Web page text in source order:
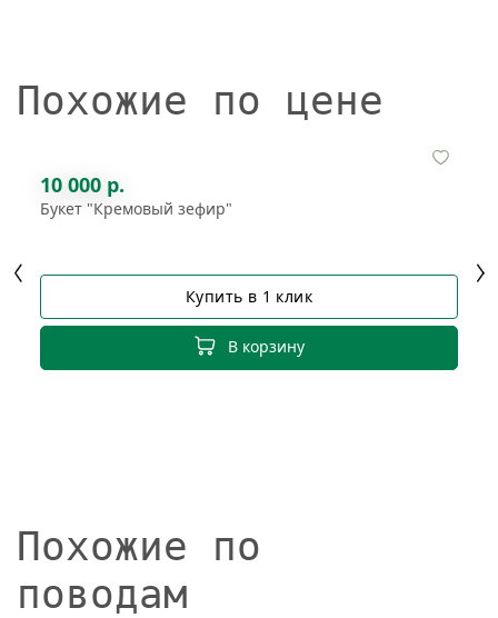
Похожие по цене
10 000 р.
Букет "Кремовый зефир"
Купить в 1 клик
В корзину
Похожие по
поводам